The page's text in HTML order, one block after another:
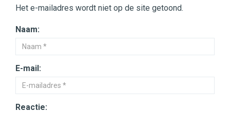
Het e-mailadres wordt niet op de site getoond.
Naam:
E-mail:
Reactie: